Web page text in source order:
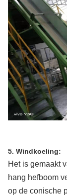
5. Windkoeling:
Het is gemaakt
hang hefboom
op de conische